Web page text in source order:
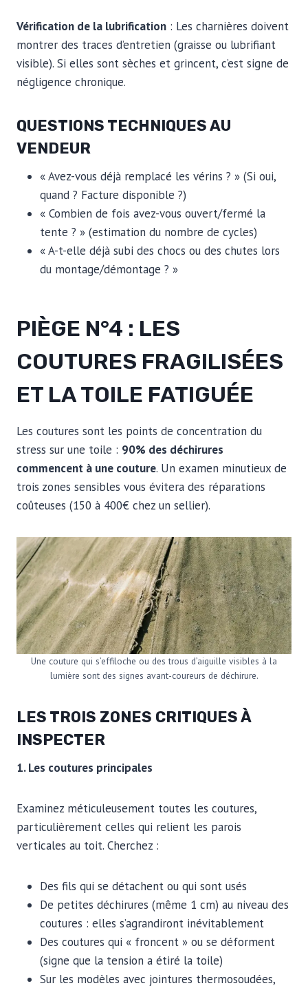
Vérification de la lubrification : Les charnières doivent
montrer des traces d’entretien (graisse ou lubrifiant
visible). Si elles sont sèches et grincent, c’est signe de
négligence chronique.
QUESTIONS TECHNIQUES AU
VENDEUR
« Avez-vous déjà remplacé les vérins ? » (Si oui,
quand ? Facture disponible ?)
« Combien de fois avez-vous ouvert/fermé la
tente ? » (estimation du nombre de cycles)
« A-t-elle déjà subi des chocs ou des chutes lors
du montage/démontage ? »
PIÈGE N°4 : LES
COUTURES FRAGILISÉES
ET LA TOILE FATIGUÉE
Les coutures sont les points de concentration du
stress sur une toile : 90% des déchirures
commencent à une couture. Un examen minutieux de
trois zones sensibles vous évitera des réparations
coûteuses (150 à 400€ chez un sellier).
Une couture qui s’effiloche ou des trous d’aiguille visibles à la
lumière sont des signes avant-coureurs de déchirure.
LES TROIS ZONES CRITIQUES À
INSPECTER
1. Les coutures principales
Examinez méticuleusement toutes les coutures,
particulièrement celles qui relient les parois
verticales au toit. Cherchez :
Des fils qui se détachent ou qui sont usés
De petites déchirures (même 1 cm) au niveau des
coutures : elles s’agrandiront inévitablement
Des coutures qui « froncent » ou se déforment
(signe que la tension a étiré la toile)
Sur les modèles avec jointures thermosoudées,